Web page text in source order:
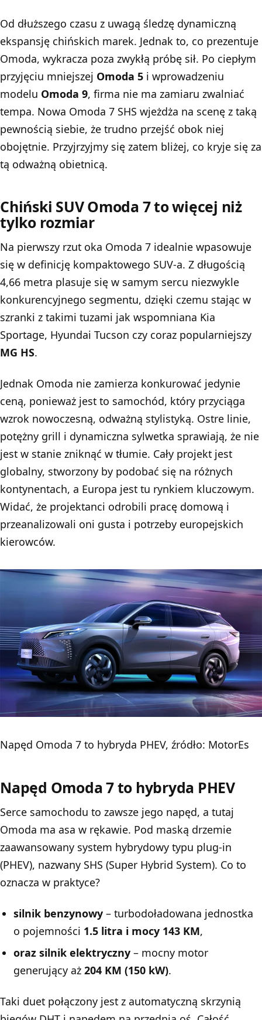
Od dłuższego czasu z uwagą śledzę dynamiczną
ekspansję chińskich marek. Jednak to, co prezentuje
Omoda, wykracza poza zwykłą próbę sił. Po ciepłym
przyjęciu mniejszej Omoda 5 i wprowadzeniu
modelu Omoda 9, firma nie ma zamiaru zwalniać
tempa. Nowa Omoda 7 SHS wjeżdża na scenę z taką
pewnością siebie, że trudno przejść obok niej
obojętnie. Przyjrzyjmy się zatem bliżej, co kryje się za
tą odważną obietnicą.
Chiński SUV Omoda 7 to więcej niż
tylko rozmiar
Na pierwszy rzut oka Omoda 7 idealnie wpasowuje
się w definicję kompaktowego SUV-a. Z długością
4,66 metra plasuje się w samym sercu niezwykle
konkurencyjnego segmentu, dzięki czemu stając w
szranki z takimi tuzami jak wspomniana Kia
Sportage, Hyundai Tucson czy coraz popularniejszy
MG HS.
Jednak Omoda nie zamierza konkurować jedynie
ceną, ponieważ jest to samochód, który przyciąga
wzrok nowoczesną, odważną stylistyką. Ostre linie,
potężny grill i dynamiczna sylwetka sprawiają, że nie
jest w stanie zniknąć w tłumie. Cały projekt jest
globalny, stworzony by podobać się na różnych
kontynentach, a Europa jest tu rynkiem kluczowym.
Widać, że projektanci odrobili pracę domową i
przeanalizowali oni gusta i potrzeby europejskich
kierowców.
Napęd Omoda 7 to hybryda PHEV, źródło: MotorEs
Napęd Omoda 7 to hybryda PHEV
Serce samochodu to zawsze jego napęd, a tutaj
Omoda ma asa w rękawie. Pod maską drzemie
zaawansowany system hybrydowy typu plug-in
(PHEV), nazwany SHS (Super Hybrid System). Co to
oznacza w praktyce?
silnik benzynowy – turbodoładowana jednostka
o pojemności 1.5 litra i mocy 143 KM,
oraz silnik elektryczny – mocny motor
generujący aż204 KM (150 kW).
Taki duet połączony jest z automatyczną skrzynią